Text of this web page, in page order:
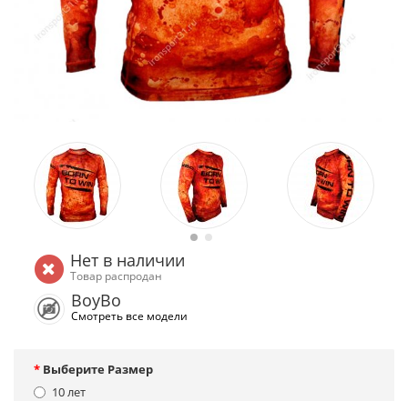
Нет в наличии
Товар распродан
BoyBo
Смотреть все модели
Выберите Размер
10 лет